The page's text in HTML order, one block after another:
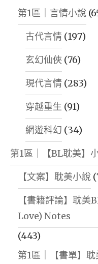
第1區｜言情小說
古代言情 (197)
玄幻仙俠 (76)
現代言情 (283)
穿越重生 (91)
網遊科幻 (34)
第1區｜【BL耽美】
【文案】耽美小說
【書籍評論】耽
Love) Notes
(443)
第1區｜【書單】